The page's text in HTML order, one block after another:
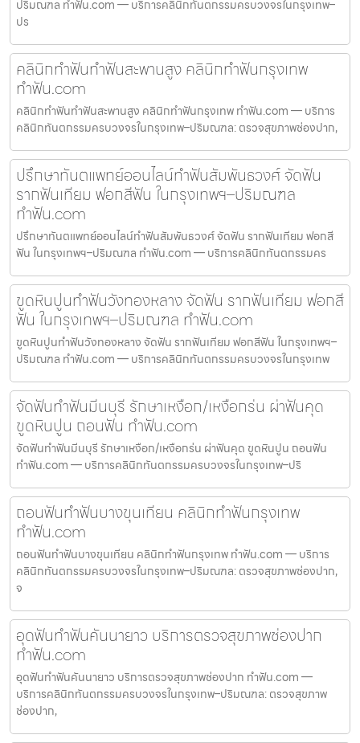
ปริมณฑล ทำฟัน.com — บริการคลินิกทันตกรรมครบวงจรในกรุงเทพ–
ปร
คลินิกทำฟันทำฟันสะพานสูง คลินิกทำฟันกรุงเทพ
ทำฟัน.com
คลินิกทำฟันทำฟันสะพานสูง คลินิกทำฟันกรุงเทพ ทำฟัน.com — บริการ
คลินิกทันตกรรมครบวงจรในกรุงเทพ–ปริมณฑล: ตรวจสุขภาพช่องปาก,
ปรึกษาทันตแพทย์ออนไลน์ทำฟันสัมพันธวงศ์ จัดฟัน
รากฟันเทียม ฟอกสีฟัน ในกรุงเทพฯ–ปริมณฑล
ทำฟัน.com
ปรึกษาทันตแพทย์ออนไลน์ทำฟันสัมพันธวงศ์ จัดฟัน รากฟันเทียม ฟอกสี
ฟัน ในกรุงเทพฯ–ปริมณฑล ทำฟัน.com — บริการคลินิกทันตกรรมคร
ขูดหินปูนทำฟันวังทองหลาง จัดฟัน รากฟันเทียม ฟอกสี
ฟัน ในกรุงเทพฯ–ปริมณฑล ทำฟัน.com
ขูดหินปูนทำฟันวังทองหลาง จัดฟัน รากฟันเทียม ฟอกสีฟัน ในกรุงเทพฯ–
ปริมณฑล ทำฟัน.com — บริการคลินิกทันตกรรมครบวงจรในกรุงเทพ
จัดฟันทำฟันมีนบุรี รักษาเหงือก/เหงือกร่น ผ่าฟันคุด
ขูดหินปูน ถอนฟัน ทำฟัน.com
จัดฟันทำฟันมีนบุรี รักษาเหงือก/เหงือกร่น ผ่าฟันคุด ขูดหินปูน ถอนฟัน
ทำฟัน.com — บริการคลินิกทันตกรรมครบวงจรในกรุงเทพ–ปริ
ถอนฟันทำฟันบางขุนเทียน คลินิกทำฟันกรุงเทพ
ทำฟัน.com
ถอนฟันทำฟันบางขุนเทียน คลินิกทำฟันกรุงเทพ ทำฟัน.com — บริการ
คลินิกทันตกรรมครบวงจรในกรุงเทพ–ปริมณฑล: ตรวจสุขภาพช่องปาก,
จ
อุดฟันทำฟันคันนายาว บริการตรวจสุขภาพช่องปาก
ทำฟัน.com
อุดฟันทำฟันคันนายาว บริการตรวจสุขภาพช่องปาก ทำฟัน.com —
บริการคลินิกทันตกรรมครบวงจรในกรุงเทพ–ปริมณฑล: ตรวจสุขภาพ
ช่องปาก,